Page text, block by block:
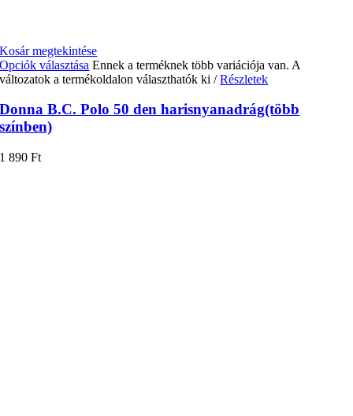
Kosár megtekintése
Opciók választása Ennek a terméknek több variációja van. A
változatok a termékoldalon választhatók ki/ Részletek
Donna B.C. Polo 50 den harisnyanadrág(több
színben)
1 890Ft